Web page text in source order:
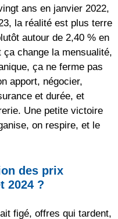
ans en janvier 2022,
la réalité est plus terre
autour de 2,40 % en
change la mensualité,
ça ne ferme pas
apport, négocier,
et durée, et
Une petite victoire
on respire, et le
des prix
2024 ?
figé, offres qui tardent,